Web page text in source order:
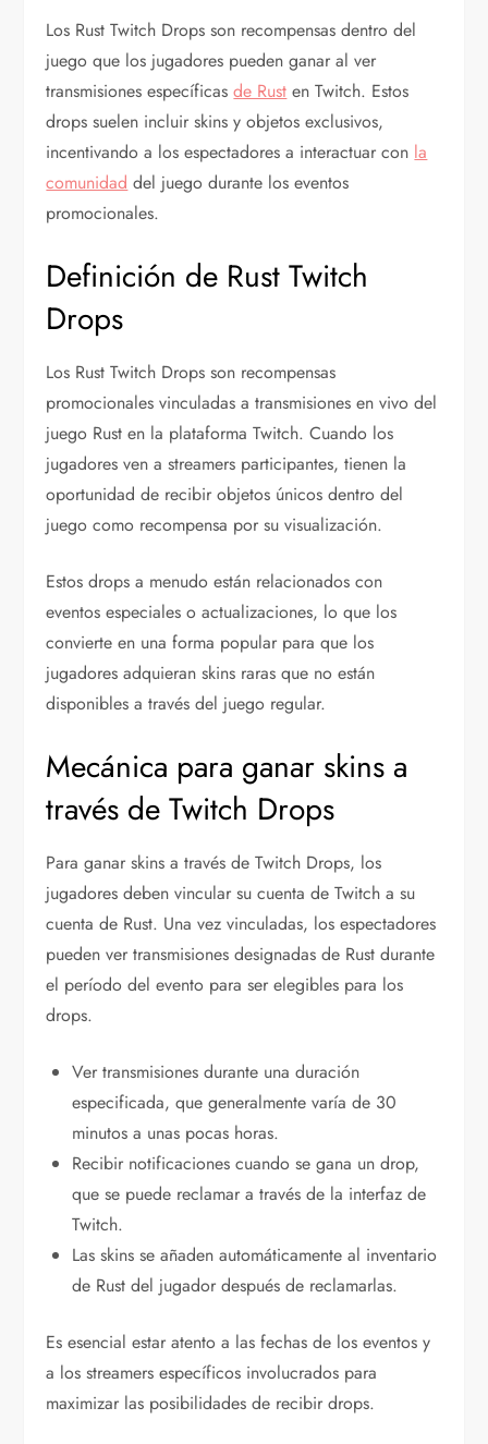
Los Rust Twitch Drops son recompensas dentro del
juego que los jugadores pueden ganar al ver
transmisiones específicasde Rust en Twitch. Estos
drops suelen incluir skins y objetos exclusivos,
incentivando a los espectadores a interactuar con la
comunidad del juego durante los eventos
promocionales.
Definición de Rust Twitch
Drops
Los Rust Twitch Drops son recompensas
promocionales vinculadas a transmisiones en vivo del
juego Rust en la plataforma Twitch. Cuando los
jugadores ven a streamers participantes, tienen la
oportunidad de recibir objetos únicos dentro del
juego como recompensa por su visualización.
Estos drops a menudo están relacionados con
eventos especiales o actualizaciones, lo que los
convierte en una forma popular para que los
jugadores adquieran skins raras que no están
disponibles a través del juego regular.
Mecánica para ganar skins a
través de Twitch Drops
Para ganar skins a través de Twitch Drops, los
jugadores deben vincular su cuenta de Twitch a su
cuenta de Rust. Una vez vinculadas, los espectadores
pueden ver transmisiones designadas de Rust durante
el período del evento para ser elegibles para los
drops.
Ver transmisiones durante una duración
especificada, que generalmente varía de 30
minutos a unas pocas horas.
Recibir notificaciones cuando se gana un drop,
que se puede reclamar a través de la interfaz de
Twitch.
Las skins se añaden automáticamente al inventario
de Rust del jugador después de reclamarlas.
Es esencial estar atento a las fechas de los eventos y
a los streamers específicos involucrados para
maximizar las posibilidades de recibir drops.